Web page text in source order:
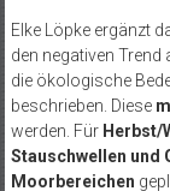
Elke Löpke ergänzt
den negativen Trend
die ökologische
beschrieben. Diese
werden. Für Herbst/
Stauschwellen und
Moorbereichen